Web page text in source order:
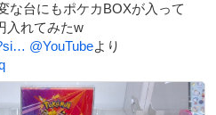
台にもポケカBOXが入って
入れてみたw
@YouTubeより